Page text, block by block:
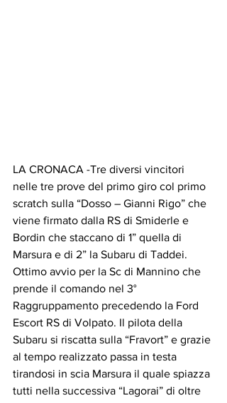
LA CRONACA -Tre diversi vincitori
nelle tre prove del primo giro col primo
scratch sulla “Dosso – Gianni Rigo” che
viene firmato dalla RS di Smiderle e
Bordin che staccano di 1” quella di
Marsura e di 2” la Subaru di Taddei.
Ottimo avvio per la Sc di Mannino che
prende il comando nel 3°
Raggruppamento precedendo la Ford
Escort RS di Volpato. Il pilota della
Subaru si riscatta sulla “Fravort” e grazie
al tempo realizzato passa in testa
tirandosi in scia Marsura il quale spiazza
tutti nella successiva “Lagorai” di oltre